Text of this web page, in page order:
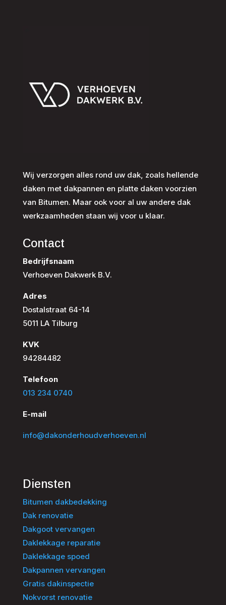
Wij verzorgen alles rond uw dak, zoals hellende
daken met dakpannen en platte daken voorzien
van Bitumen. Maar ook voor al uw andere dak
werkzaamheden staan wij voor u klaar.
Contact
Bedrijfsnaam
Verhoeven Dakwerk B.V.
Adres
Dostalstraat 64-14
5011 LA Tilburg
KVK
94284482
Telefoon
013 234 0740
E-mail
info@dakonderhoudverhoeven.nl
Diensten
Bitumen dakbedekking
Dak renovatie
Dakgoot vervangen
Daklekkage reparatie
Daklekkage spoed
Dakpannen vervangen
Gratis dakinspectie
Nokvorst renovatie